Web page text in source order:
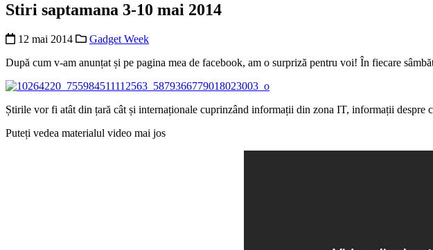
Stiri saptamana 3-10 mai 2014
12 mai 2014
Gadget Week
După cum v-am anunțat și pe pagina mea de facebook, am o surpriză pentru voi! În fiecare
Știrile vor fi atât din țară cât și internaționale cuprinzând informații din zona IT, informații despre
Puteți vedea materialul video mai jos